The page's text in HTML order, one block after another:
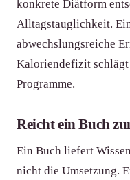
konkrete Diätform
Alltagstauglichkeit.
abwechslungsreiche
Kaloriendefizit
Programme.
Reicht ein Buch
Ein Buch liefert
nicht die Umsetzung.